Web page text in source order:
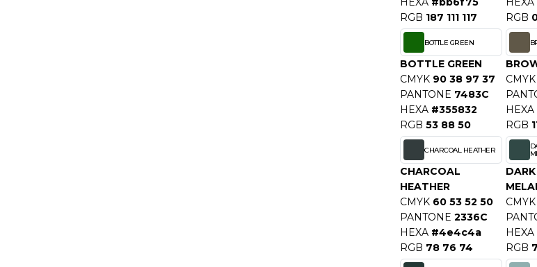
SANS
RGB 187 111 117
RGB
BOTTLE GREEN
BOTTLE GREEN
CMYK 90 38 97 37
PANTONE 7483C
HEXA #355832
RGB 53 88 50
CMYK
HEXA
RGB
CHARCOAL HEATHER
CHARCOAL
HEATHER
CMYK 60 53 52 50
PANTONE 2336C
HEXA #4e4c4a
RGB 78 76 74
CMYK
HEXA
RGB